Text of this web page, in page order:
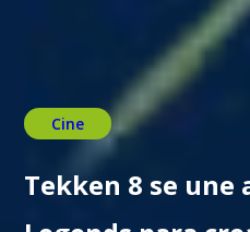
Cine
Tekken 8 se une